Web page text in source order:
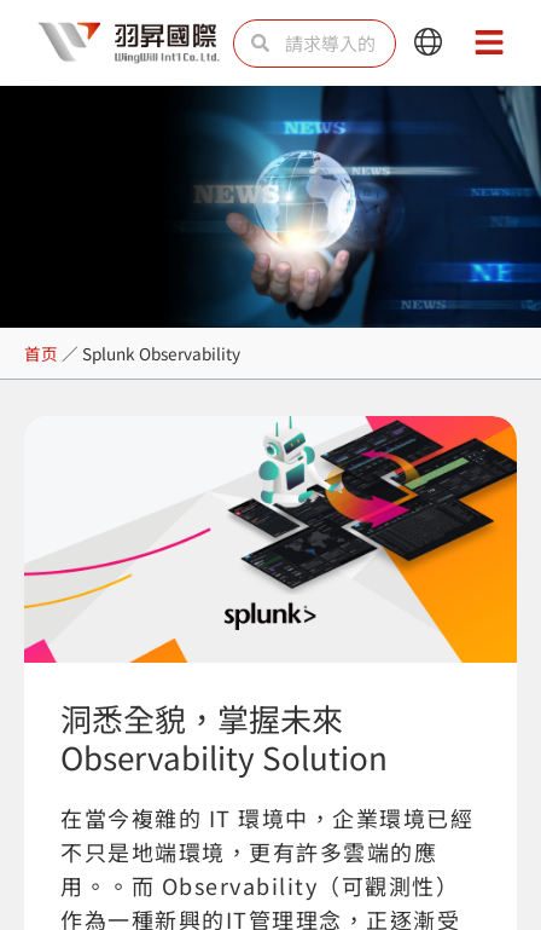
内
SearchSearch
Main
Menu
Main
Menu
Splunk Observability
首页 ／ Splunk Observability
洞悉全貌，掌握未來
Observability Solution
在當今複雜的 IT 環境中，企業環境已經
不只是地端環境，更有許多雲端的應
用。。而 Observability（可觀測性）
作為一種新興的IT管理理念，正逐漸受